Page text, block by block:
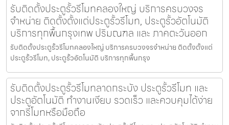
รับติดตั้งประตูรั้วรีโมทคลองใหญ่ บริการครบวงจร
จำหน่าย ติดตั้งตั้งแต่ประตูรั้วรีโมท, ประตูรั้วอัตโนมัติ
บริการทุกพื้นกรุงเทพ ปริมณฑล และ ภาคตะวันออก
รับติดตั้งประตูรั้วรีโมทคลองใหญ่ บริการครบวงจรจำหน่าย ติดตั้งตั้งแต่
ประตูรั้วรีโมท, ประตูรั้วอัตโนมัติ บริการทุกพื้นกรุง
รับติดตั้งประตูรั้วรีโมทลาดกระบัง ประตูรั้วรีโมท และ
ประตูอัตโนมัติ ทำงานเงียบ รวดเร็ว และควบคุมได้ง่าย
จากรีโมทหรือมือถือ